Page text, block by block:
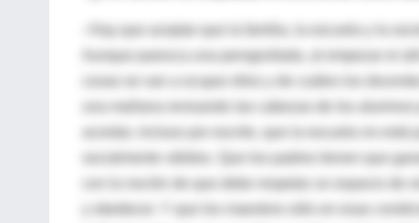
Aunque parezca una perogrullada, al empezar el
cosas se van a ocupar ellos y de cuáles los
acordar, incluso por escrito, que la escuela no
socialmente válidos. Que los padres tienen que
con la noción de que debe respetar un espacio
y obedecer. Y que los maestros sólo en esas